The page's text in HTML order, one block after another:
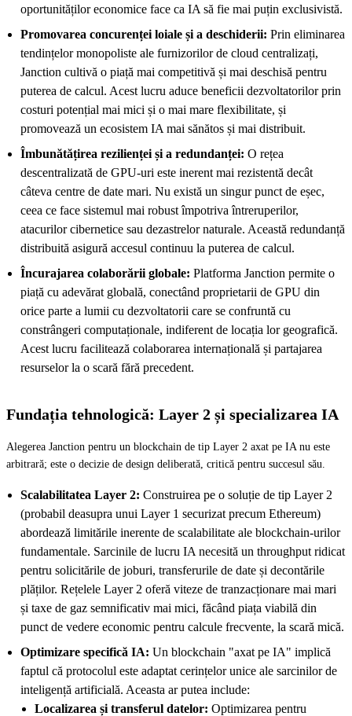
oportunităților economice face ca IA să fie mai puțin exclusivistă.
Promovarea concurenței loiale și a deschiderii: Prin eliminarea
tendințelor monopoliste ale furnizorilor de cloud centralizați,
Janction cultivă o piață mai competitivă și mai deschisă pentru
puterea de calcul. Acest lucru aduce beneficii dezvoltatorilor prin
costuri potențial mai mici și o mai mare flexibilitate, și
promovează un ecosistem IA mai sănătos și mai distribuit.
Îmbunătățirea rezilienței și a redundanței: O rețea
descentralizată de GPU-uri este inerent mai rezistentă decât
câteva centre de date mari. Nu există un singur punct de eșec,
ceea ce face sistemul mai robust împotriva întreruperilor,
atacurilor cibernetice sau dezastrelor naturale. Această redundanță
distribuită asigură accesul continuu la puterea de calcul.
Încurajarea colaborării globale: Platforma Janction permite o
piață cu adevărat globală, conectând proprietarii de GPU din
orice parte a lumii cu dezvoltatorii care se confruntă cu
constrângeri computaționale, indiferent de locația lor geografică.
Acest lucru facilitează colaborarea internațională și partajarea
resurselor la o scară fără precedent.
Fundația tehnologică: Layer 2 și specializarea IA
Alegerea Janction pentru un blockchain de tip Layer 2 axat pe IA nu este
arbitrară; este o decizie de design deliberată, critică pentru succesul său.
Scalabilitatea Layer 2: Construirea pe o soluție de tip Layer 2
(probabil deasupra unui Layer 1 securizat precum Ethereum)
abordează limitările inerente de scalabilitate ale blockchain-urilor
fundamentale. Sarcinile de lucru IA necesită un throughput ridicat
pentru solicitările de joburi, transferurile de date și decontările
plăților. Rețelele Layer 2 oferă viteze de tranzacționare mai mari
și taxe de gaz semnificativ mai mici, făcând piața viabilă din
punct de vedere economic pentru calcule frecvente, la scară mică.
Optimizare specifică IA: Un blockchain "axat pe IA" implică
faptul că protocolul este adaptat cerințelor unice ale sarcinilor de
inteligență artificială. Aceasta ar putea include:
Localizarea și transferul datelor: Optimizarea pentru